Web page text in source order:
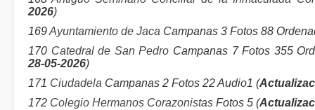
2026)
169Ayuntamiento de Jaca Campanas 3 Fotos 88
170 Catedral de San Pedro Campanas 7 Fotos 355
28-05-2026)
171 Ciudadela Campanas 2 Fotos 22 Audio1 (
172 Colegio Hermanos Corazonistas Fotos 5 (